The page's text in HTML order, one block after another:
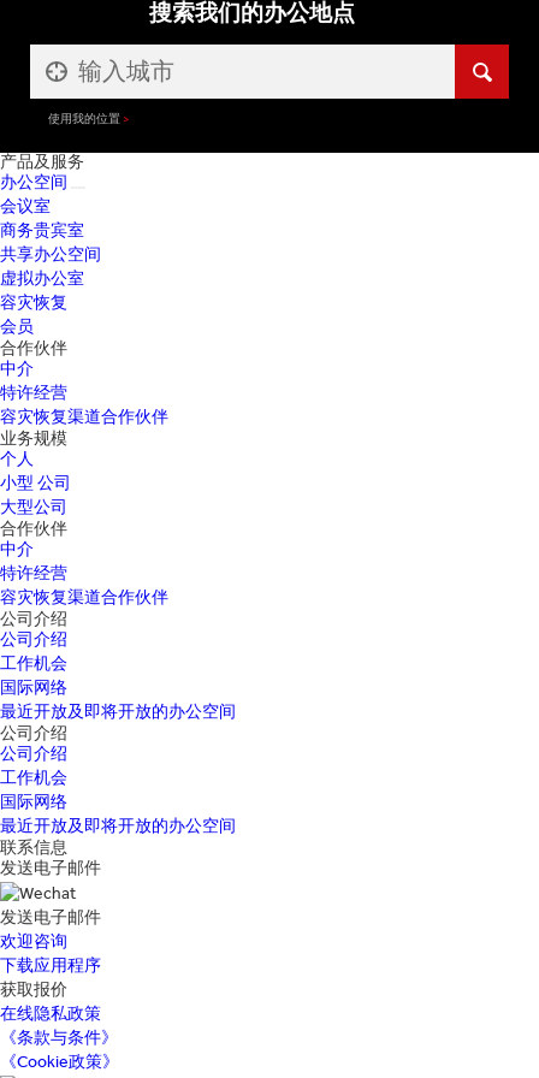
搜索我们的办公地点
使用我的位置
产品及服务
办公空间
会议室
商务贵宾室
共享办公空间
虚拟办公室
容灾恢复
会员
合作伙伴
中介
特许经营
容灾恢复渠道合作伙伴
业务规模
个人
小型 公司
大型公司
合作伙伴
中介
特许经营
容灾恢复渠道合作伙伴
公司介绍
公司介绍
工作机会
国际网络
最近开放及即将开放的办公空间
公司介绍
公司介绍
工作机会
国际网络
最近开放及即将开放的办公空间
联系信息
发送电子邮件
发送电子邮件
欢迎咨询
下载应用程序
获取报价
在线隐私政策
《条款与条件》
《Cookie政策》